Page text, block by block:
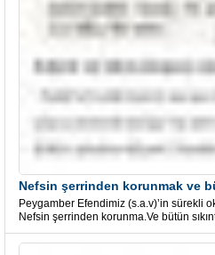
Peygamber Efendimiz (s.a.v)’in sürekli
Nefsin şerrinden korunma.Ve bütün